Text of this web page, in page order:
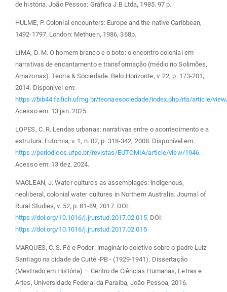
de história. João Pessoa: Gráfica J.B Ltda, 1985. 97 p.
HULME, P. Colonial encounters: Europe and the native Caribbean,
1492-1797. London: Methuen, 1986, 368p.
LIMA, D. M. O homem branco e o boto: o encontro colonial em
narrativas de encantamento e transformação (médio rio Solimões,
Amazonas). Teoria & Sociedade. Belo Horizonte, v. 22, p. 173-201,
2014. Disponível em:
https://bib44.fafich.ufmg.br/teoriaesociedade/index.php/rts/article/
Acesso em: 13 jan. 2025.
LOPES, C. R. Lendas urbanas: narrativas entre o acontecimento e a
estrutura. Eutomia, v. 1, n. 02, p. 318-342, 2008. Disponível em:
https://periodicos.ufpe.br/revistas/EUTOMIA/article/view/1946.
Acesso em: 13 dez. 2024.
MACLEAN, J. Water cultures as assemblages: indigenous,
neoliberal, colonial water cultures in Northern Australia. Journal of
Rural Studies, v. 52, p. 81-89, 2017. DOI:
https://doi.org/10.1016/j.jrurstud.2017.02.015. DOI:
https://doi.org/10.1016/j.jrurstud.2017.02.015
MARQUES, C. S. Fé e Poder: imaginário coletivo sobre o padre Luiz
Santiago na cidade de Cuité -PB - (1929-1941). Dissertação
(Mestrado em História) – Centro de Ciências Humanas, Letras e
Artes, Universidade Federal da Paraíba, João Pessoa, 2016.